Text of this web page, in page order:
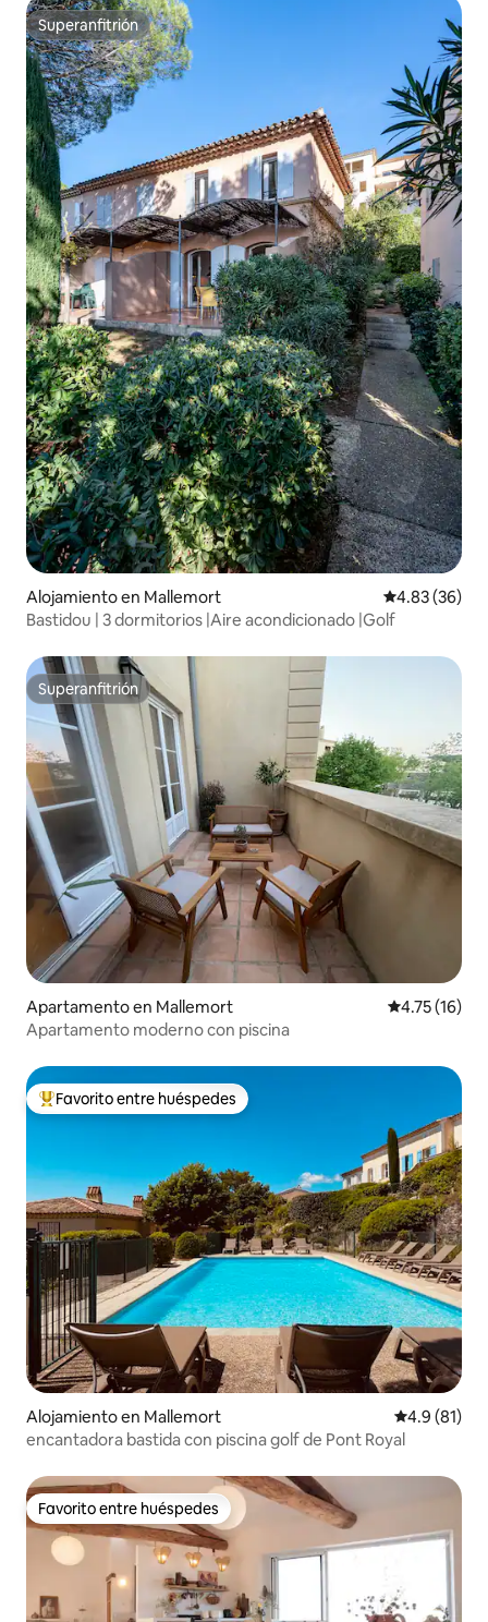
Superanfitrión
Superanfitrión
Alojamiento en Mallemort Calificación
4.83 (36)
Bastidou | 3 dormitorios |Aire acondicionado |Golf
Superanfitrión
Superanfitrión
Apartamento en Mallemort Calificación
4.75 (16)
Apartamento moderno con piscina
Favorito entre huéspedes preferido
Favorito entre huéspedes
Alojamiento en Mallemort Calificación
4.9 (81)
encantadora bastida con piscina golf de Pont Royal
Favorito entre huéspedes
Favorito entre huéspedes